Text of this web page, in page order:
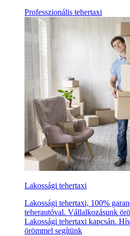
Professzionális tehertaxi
Lakossági tehertaxi
Lakossági tehertaxi, 100%
teherautóval. Vállalkozásunk
Lakossági tehertaxi kapcsán.
örömmel segítünk